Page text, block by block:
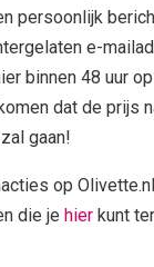
persoonlijk
e-
binnen 48 uur
dat de prijs
gaan!
op
die je hier kunt